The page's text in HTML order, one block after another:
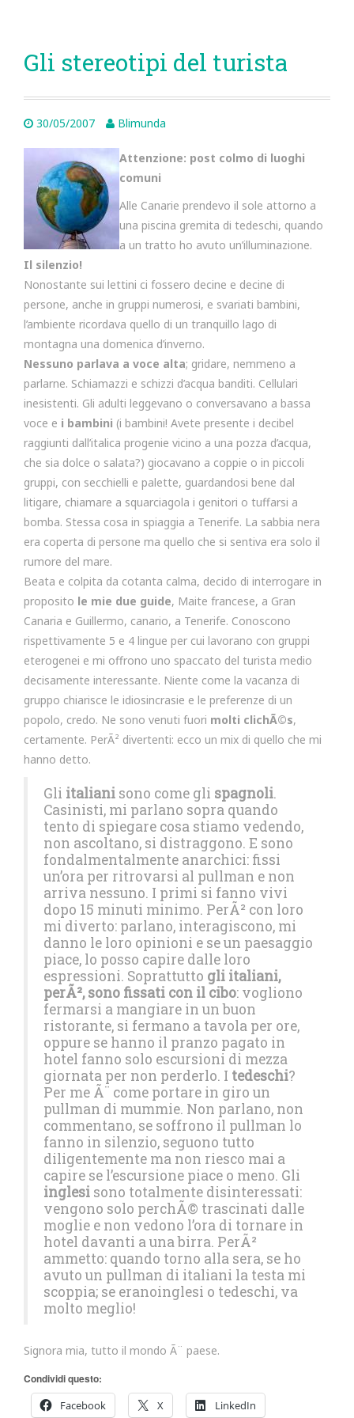
Gli stereotipi del turista
30/05/2007 Blimunda
Attenzione: post colmo di luoghi
comuni
Alle Canarie prendevo il sole attorno a
una piscina gremita di tedeschi, quando
a un tratto ho avuto un’illuminazione.
Il silenzio!
Nonostante sui lettini ci fossero decine e decine di
persone, anche in gruppi numerosi, e svariati bambini,
l’ambiente ricordava quello di un tranquillo lago di
montagna una domenica d’inverno.
Nessuno parlava a voce alta; gridare, nemmeno a
parlarne. Schiamazzi e schizzi d’acqua banditi. Cellulari
inesistenti. Gli adulti leggevano o conversavano a bassa
voce e i bambini (i bambini! Avete presente i decibel
raggiunti dall’italica progenie vicino a una pozza d’acqua,
che sia dolce o salata?) giocavano a coppie o in piccoli
gruppi, con secchielli e palette, guardandosi bene dal
litigare, chiamare a squarciagola i genitori o tuffarsi a
bomba. Stessa cosa in spiaggia a Tenerife. La sabbia nera
era coperta di persone ma quello che si sentiva era solo il
rumore del mare.
Beata e colpita da cotanta calma, decido di interrogare in
proposito le mie due guide, Maite francese, a Gran
Canaria e Guillermo, canario, a Tenerife. Conoscono
rispettivamente 5 e 4 lingue per cui lavorano con gruppi
eterogenei e mi offrono uno spaccato del turista medio
decisamente interessante. Niente come la vacanza di
gruppo chiarisce le idiosincrasie e le preferenze di un
popolo, credo. Ne sono venuti fuori molti clichÃ©s,
certamente. PerÃ² divertenti: ecco un mix di quello che mi
hanno detto.
Gli italiani sono come gli spagnoli.
Casinisti, mi parlano sopra quando
tento di spiegare cosa stiamo vedendo,
non ascoltano, si distraggono. E sono
fondalmentalmente anarchici: fissi
un’ora per ritrovarsi al pullman e non
arriva nessuno. I primi si fanno vivi
dopo 15 minuti minimo. PerÃ² con loro
mi diverto: parlano, interagiscono, mi
danno le loro opinioni e se un paesaggio
piace, lo posso capire dalle loro
espressioni. Soprattutto gli italiani,
perÃ², sono fissati con il cibo: vogliono
fermarsi a mangiare in un buon
ristorante, si fermano a tavola per ore,
oppure se hanno il pranzo pagato in
hotel fanno solo escursioni di mezza
giornata per non perderlo. I tedeschi?
Per me Ã¨ come portare in giro un
pullman di mummie. Non parlano, non
commentano, se soffrono il pullman lo
fanno in silenzio, seguono tutto
diligentemente ma non riesco mai a
capire se l’escursione piace o meno. Gli
inglesi sono totalmente disinteressati:
vengono solo perchÃ© trascinati dalle
moglie e non vedono l’ora di tornare in
hotel davanti a una birra. PerÃ²
ammetto: quando torno alla sera, se ho
avuto un pullman di italiani la testa mi
scoppia; se eranoinglesi o tedeschi, va
molto meglio!
Signora mia, tutto il mondo Ã¨ paese.
Condividi questo:
Facebook
X LinkedIn